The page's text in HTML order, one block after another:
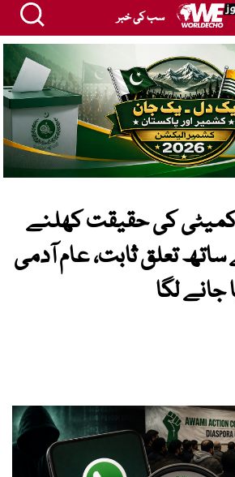
سب کی خبر
کمیٹی کی حقیقت کھلنے
تعلق ثابت، عام آدمی
جانے لگا